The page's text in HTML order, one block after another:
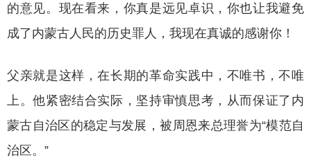
的意见。现在看来，你真是远见卓识，你也让我避免
成了内蒙古人民的历史罪人，我现在真诚的感谢你！
父亲就是这样，在长期的革命实践中，不唯书，不唯
上。他紧密结合实际，坚持审慎思考，从而保证了内
蒙古自治区的稳定与发展，被周恩来总理誉为“模范自
治区。”